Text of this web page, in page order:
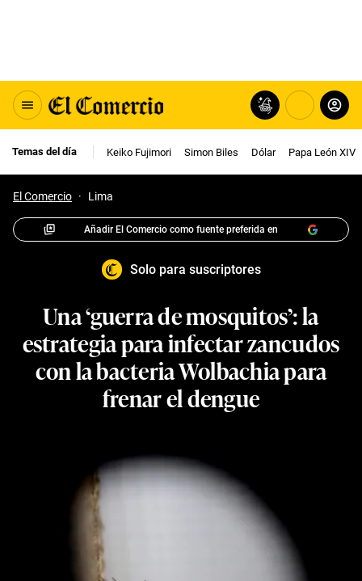
Temas del día Keiko Fujimori Simon Biles Dólar Papa León XIV
El Comercio · Lima
Añadir El Comercio como fuente preferida en
Solo para suscriptores
Una ‘guerra de mosquitos’: la
estrategia para infectar zancudos
con la bacteria Wolbachia para
frenar el dengue